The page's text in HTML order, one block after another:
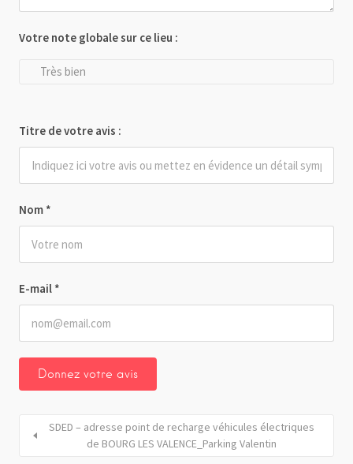
Nom *
E-mail *
Votre note globale sur ce lieu :
Très bien
Titre de votre avis :
SDED – adresse point de recharge véhicules électriques
de BOURG LES VALENCE_Parking Valentin